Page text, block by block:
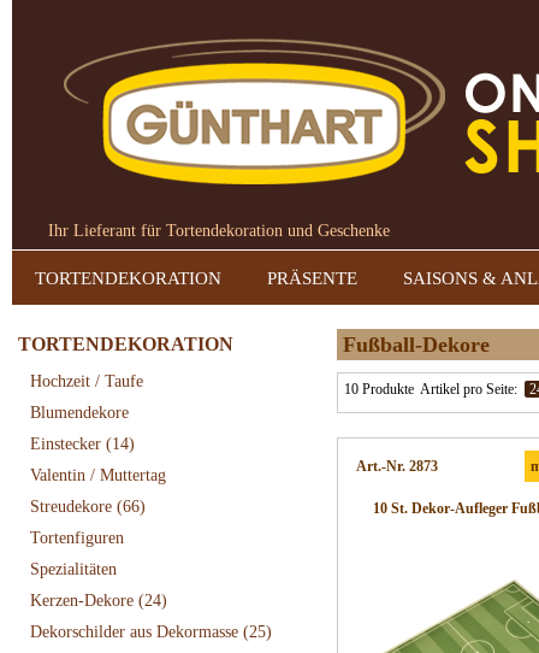
Ihr Lieferant für Tortendekoration und Geschenke
TORTENDEKORATION PRÄSENTE SAISONS &
TORTENDEKORATION
Hochzeit / Taufe
Blumendekore
Einstecker (14)
Valentin / Muttertag
Streudekore (66)
Tortenfiguren
Spezialitäten
Kerzen-Dekore (24)
Dekorschilder aus Dekormasse (25)
Fußball-Dekore
10 Produkte Artikel pro Seite:
Art.-Nr. 2873
10 St. Dekor-Aufleger